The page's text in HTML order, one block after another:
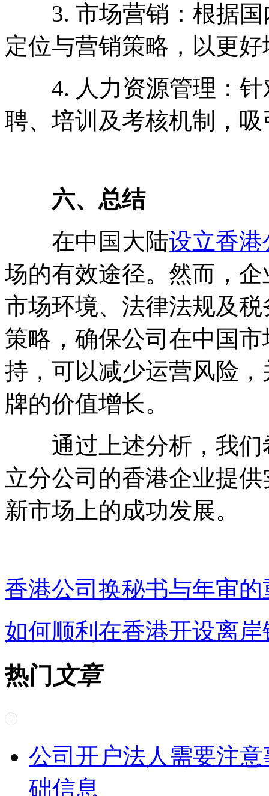
3. 市场营销：根据国
定位与营销策略，以更
4. 人力资源管理：针
聘、培训及考核机制，
六、总结
在中国大陆设立香港
场的有效途径。然而，
市场环境、法律法规及
策略，确保公司在中国
持，可以减少运营风险
牌的价值增长。
通过上述分析，我们
立分公司的香港企业提
新市场上的成功发展。
香港公司换秘书与年审
如何顺利在香港开设离
热门 文章
公司开户法人需要注
础信息